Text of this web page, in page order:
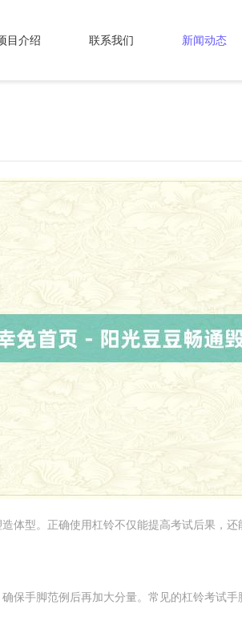
目介绍 联系我们 新闻动态
体型。正确使用杠铃不仅能提高考试后果，还
保手脚范例后再加大分量。常见的杠铃考试